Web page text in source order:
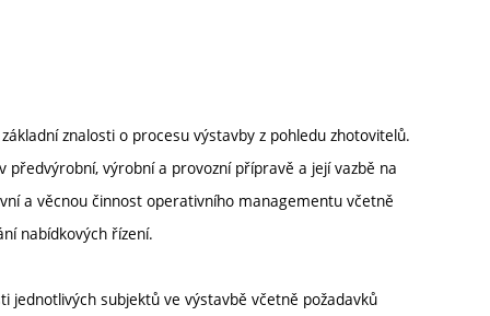
znalosti o procesu výstavby z pohledu zhotovitelů.
předvýrobní, výrobní a provozní přípravě a její vazbě na
a věcnou činnost operativního managementu včetně
nabídkových řízení.
jednotlivých subjektů ve výstavbě včetně požadavků